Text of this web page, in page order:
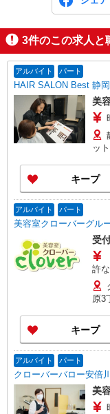
3件のこの求人と
アルバイト パート
HAIR SALON Best 静
美
ッ
キープ
アルバイト パート
美容室クローバーグル
受
許
原3
キープ
アルバイト パート
クローバーバロー安倍
美